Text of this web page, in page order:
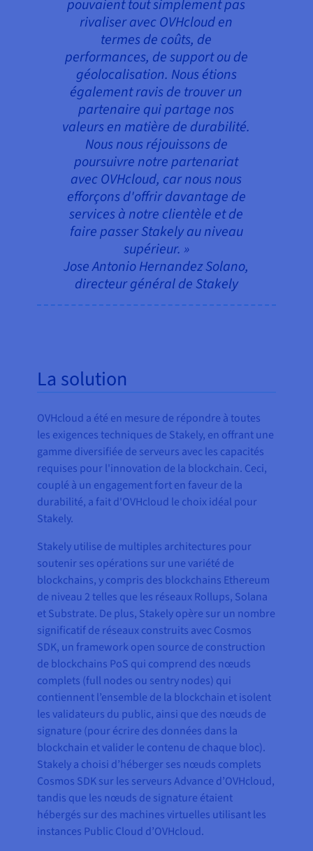
pouvaient tout simplement pas
rivaliser avec OVHcloud en
termes de coûts, de
performances, de support ou de
géolocalisation. Nous étions
également ravis de trouver un
partenaire qui partage nos
valeurs en matière de durabilité.
Nous nous réjouissons de
poursuivre notre partenariat
avec OVHcloud, car nous nous
efforçons d'offrir davantage de
services à notre clientèle et de
faire passer Stakely au niveau
supérieur. »
Jose Antonio Hernandez Solano,
directeur général de Stakely
La solution
OVHcloud a été en mesure de répondre à toutes
les exigences techniques de Stakely, en offrant une
gamme diversifiée de serveurs avec les capacités
requises pour l'innovation de la blockchain. Ceci,
couplé à un engagement fort en faveur de la
durabilité, a fait d'OVHcloud le choix idéal pour
Stakely.
Stakely utilise de multiples architectures pour
soutenir ses opérations sur une variété de
blockchains, y compris des blockchains Ethereum
de niveau 2 telles que les réseaux Rollups, Solana
et Substrate. De plus, Stakely opère sur un nombre
significatif de réseaux construits avec Cosmos
SDK, un framework open source de construction
de blockchains PoS qui comprend des nœuds
complets (full nodes ou sentry nodes) qui
contiennent l’ensemble de la blockchain et isolent
les validateurs du public, ainsi que des nœuds de
signature (pour écrire des données dans la
blockchain et valider le contenu de chaque bloc).
Stakely a choisi d’héberger ses nœuds complets
Cosmos SDK sur les serveurs Advance d’OVHcloud,
tandis que les nœuds de signature étaient
hébergés sur des machines virtuelles utilisant les
instances Public Cloud d’OVHcloud.